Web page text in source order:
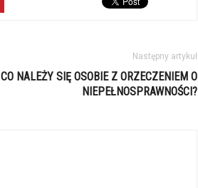
Następny artykuł
CO NALEŻY SIĘ OSOBIE Z ORZECZENIEM O
NIEPEŁNOSPRAWNOŚCI?